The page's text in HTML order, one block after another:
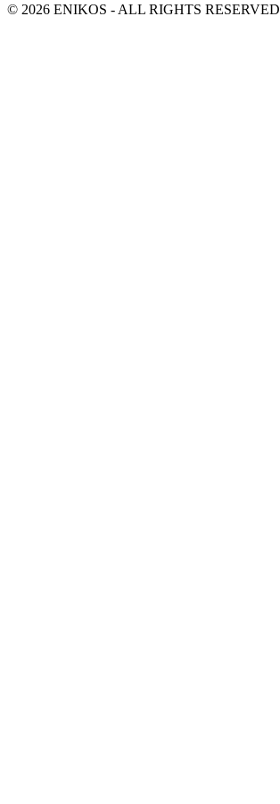
© 2026 ENIKOS - ALL RIGHTS RESERVED